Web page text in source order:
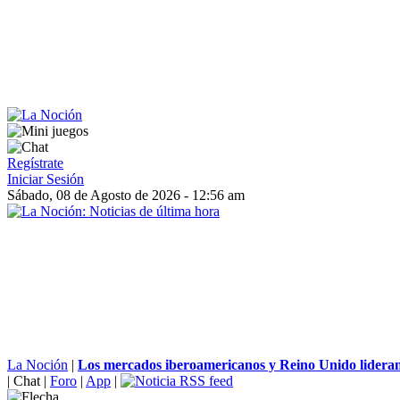
Regístrate
Iniciar Sesión
Sábado, 08 de Agosto de 2026 - 12:56 am
La Noción | Los mercados iberoamericanos y Reino Unido
| Chat | Foro | App |